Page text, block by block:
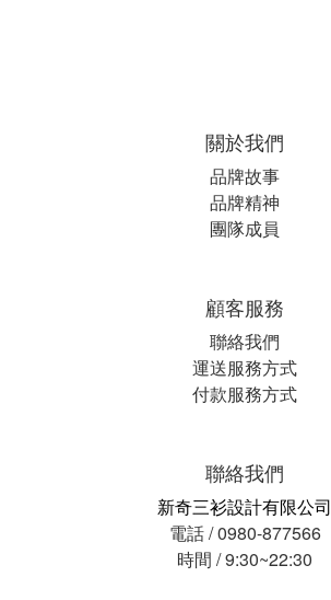
關於我們
品牌故事
品牌精神
團隊成員
顧客服務
聯絡我們
運送服務方式
付款服務方式
聯絡我們
新奇三衫設計有限公司
電話 / 0980-877566
時間 / 9:30~22:30